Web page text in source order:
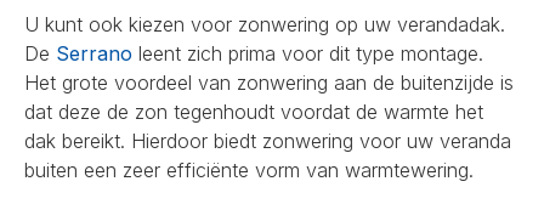
U kunt ook kiezen voor zonwering op uw verandadak.
De Serrano leent zich prima voor dit type montage.
Het grote voordeel van zonwering aan de buitenzijde is
dat deze de zon tegenhoudt voordat de warmte het
dak bereikt. Hierdoor biedt zonwering voor uw veranda
buiten een zeer efficiënte vorm van warmtewering.